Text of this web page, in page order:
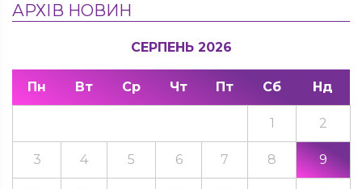
АРХІВ НОВИН
СЕРПЕНЬ 2026
Пн Вт Ср Чт Пт Сб Нд
1 2
3 4 5 6 7 8 9